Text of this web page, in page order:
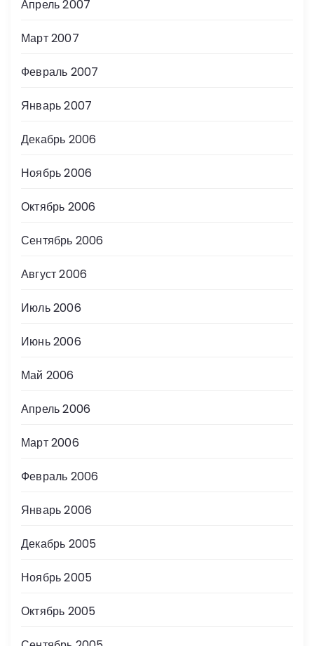
Апрель 2007
Март 2007
Февраль 2007
Январь 2007
Декабрь 2006
Ноябрь 2006
Октябрь 2006
Сентябрь 2006
Август 2006
Июль 2006
Июнь 2006
Май 2006
Апрель 2006
Март 2006
Февраль 2006
Январь 2006
Декабрь 2005
Ноябрь 2005
Октябрь 2005